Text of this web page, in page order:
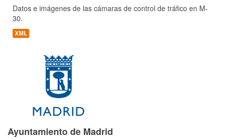
Datos e imágenes de las cámaras de control de tráfico en M-
30.
XML
Ayuntamiento de Madrid